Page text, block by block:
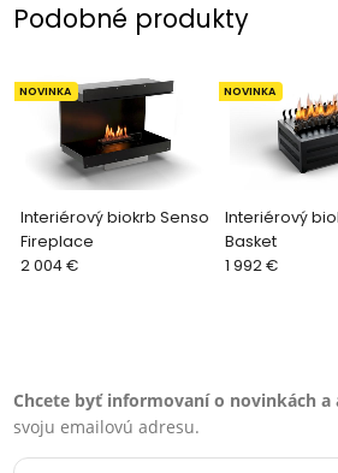
Podobné produkty
Interiérový biokrb Senso
Fireplace
NOVINKA
2 004 €
Interiérový
Basket
NOVINKA
1 992 €
Chcete byť informovaní o novinkách a
svoju emailovú adresu.